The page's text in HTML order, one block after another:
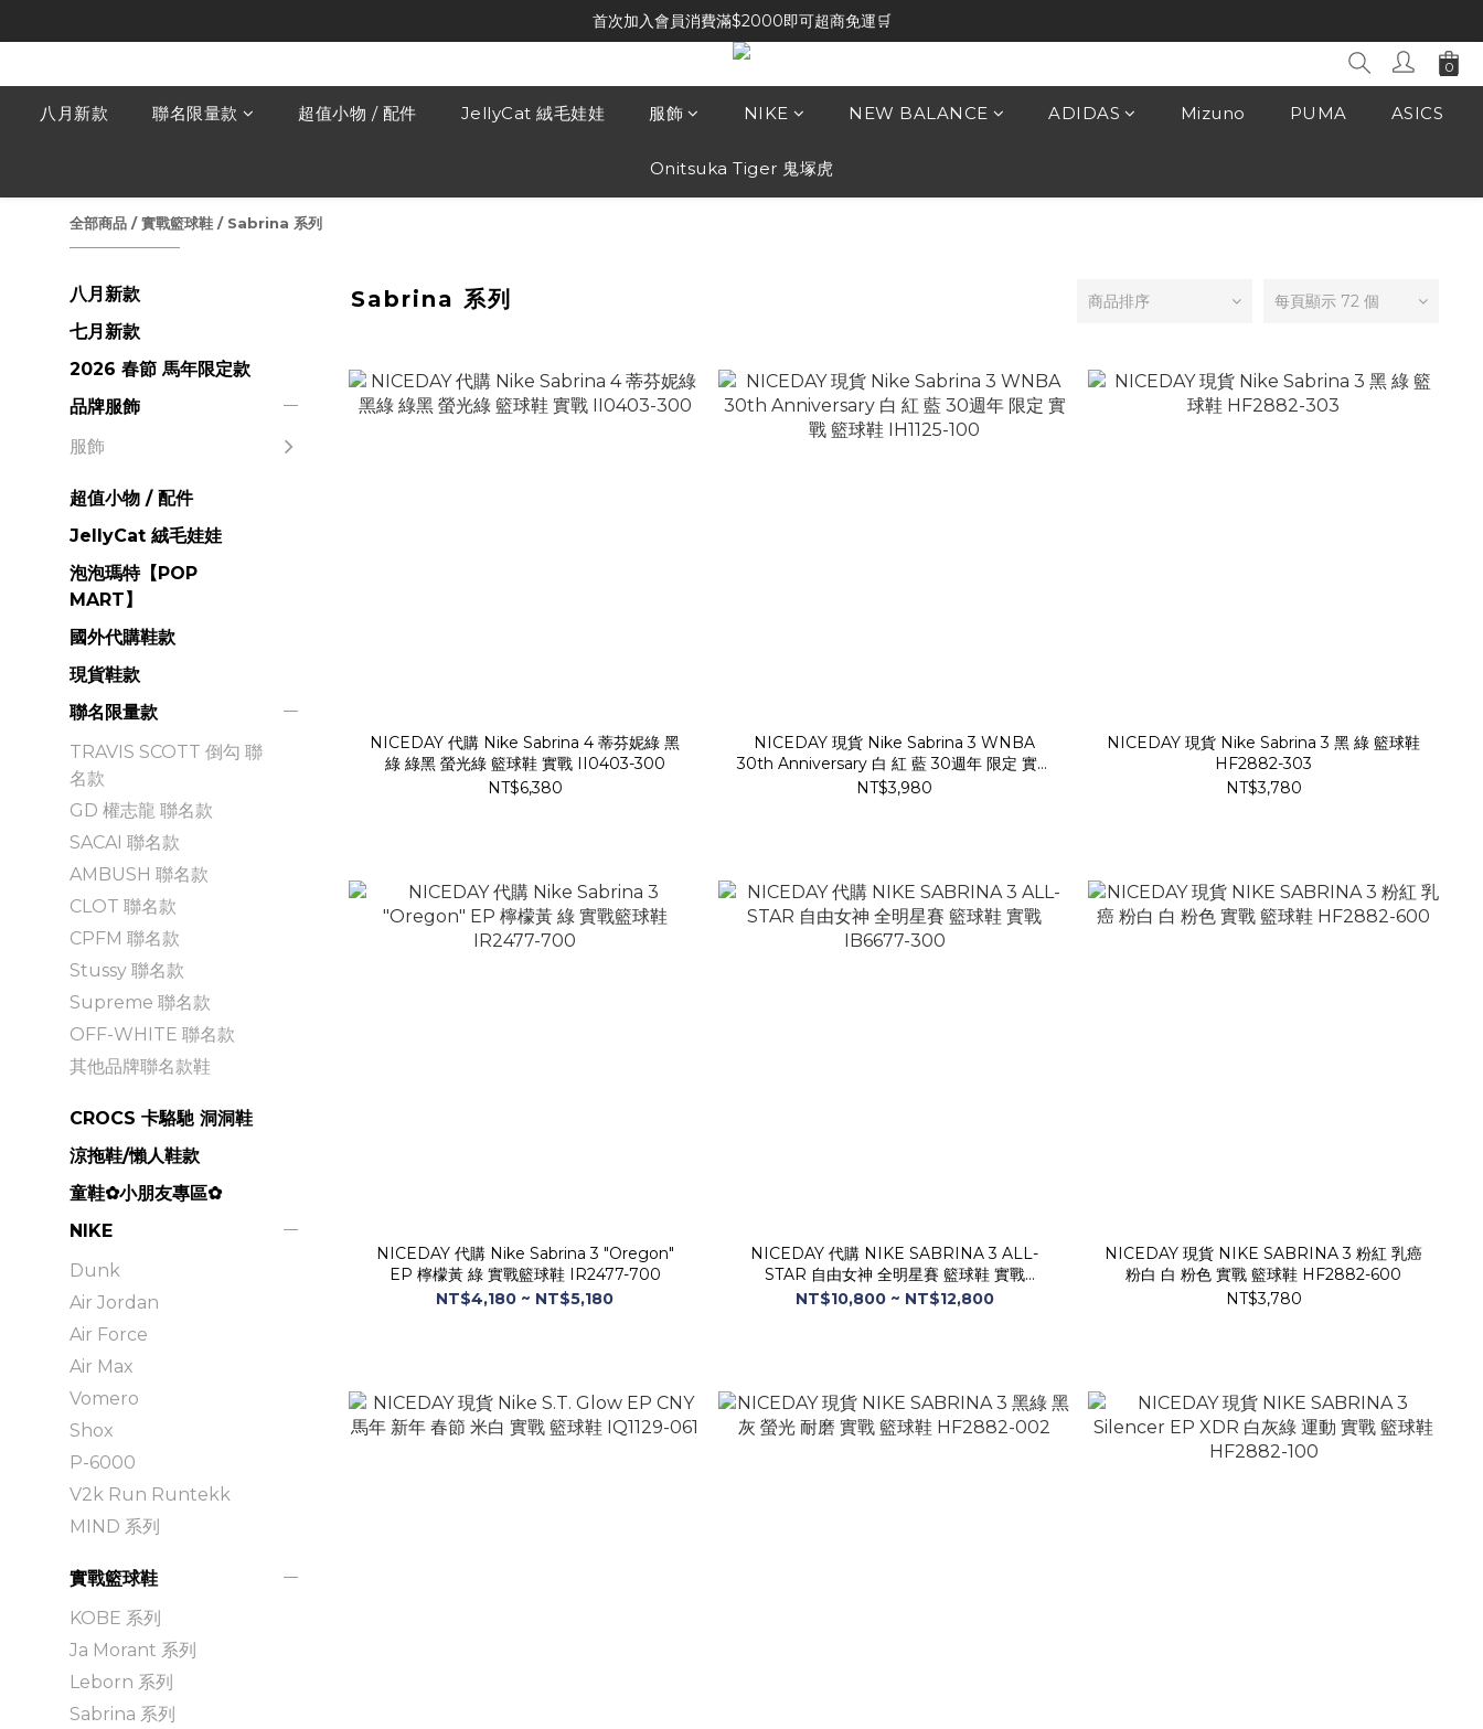
首次加入會員消費滿$2000即可超商免運🛒
八月新款 聯名限量款 超值小物 / 配件 JellyCat 絨毛娃娃 服飾 NIKE NEW BALANCE ADIDAS Mizuno PUMA ASICS
Onitsuka Tiger 鬼塚虎
全部商品 /實戰籃球鞋 / Sabrina 系列
八月新款
七月新款
2026 春節 馬年限定款
品牌服飾
服飾
超值小物 / 配件
JellyCat 絨毛娃娃
泡泡瑪特【POP
MART】
國外代購鞋款
現貨鞋款
聯名限量款
TRAVIS SCOTT 倒勾 聯
名款
GD 權志龍 聯名款
SACAI 聯名款
AMBUSH 聯名款
CLOT 聯名款
CPFM 聯名款
Stussy 聯名款
Supreme 聯名款
OFF-WHITE 聯名款
其他品牌聯名款鞋
CROCS 卡駱馳 洞洞鞋
涼拖鞋/懶人鞋款
童鞋✿小朋友專區✿
NIKE
Dunk
Air Jordan
Air Force
Air Max
Vomero
Shox
P-6000
V2k Run Runtekk
MIND 系列
實戰籃球鞋
KOBE 系列
Ja Morant 系列
Leborn 系列
Sabrina 系列
Sabrina 系列 商品排序 每頁顯示 72 個
NICEDAY 代購 Nike Sabrina 4 蒂芬妮綠 黑
綠 綠黑 螢光綠 籃球鞋 實戰 II0403-300
NT$6,380
NICEDAY 現貨 Nike Sabrina 3 WNBA
30th Anniversary 白 紅 藍 30週年 限定 實戰
籃球鞋 IH1125-100
NT$3,980
NICEDAY 現貨 Nike Sabrina 3 黑 綠 籃球鞋
HF2882-303
NT$3,780
NICEDAY 代購 Nike Sabrina 3 "Oregon"
EP 檸檬黃 綠 實戰籃球鞋 IR2477-700
NT$4,180 ~ NT$5,180
NICEDAY 代購 NIKE SABRINA 3 ALL-
STAR 自由女神 全明星賽 籃球鞋 實戰
IB6677-300
NT$10,800 ~ NT$12,800
NICEDAY 現貨 NIKE SABRINA 3 粉紅 乳癌
粉白 白 粉色 實戰 籃球鞋 HF2882-600
NT$3,780